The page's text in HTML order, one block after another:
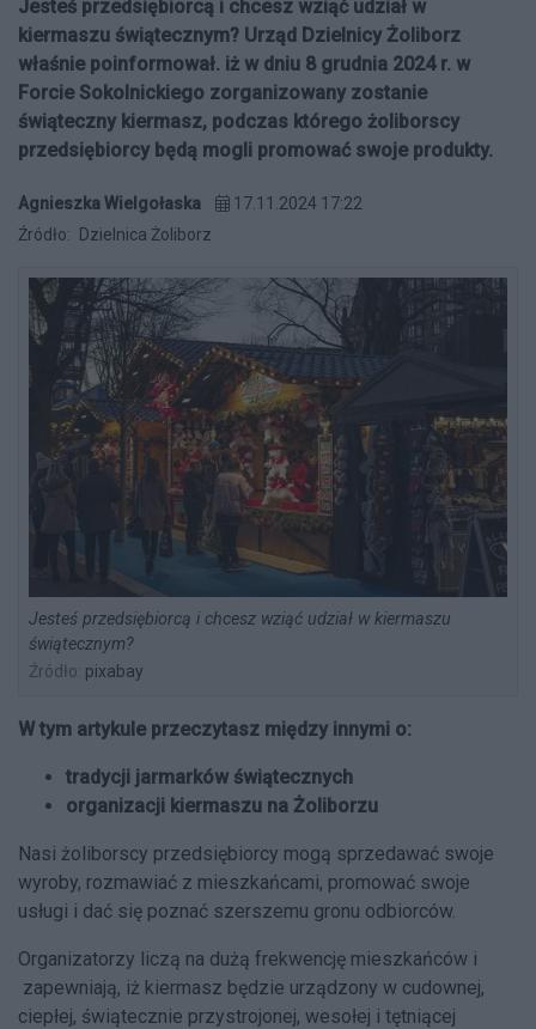
Jesteś przedsiębiorcą i chcesz wziąć udział w
kiermaszu świątecznym? Urząd Dzielnicy Żoliborz
właśnie poinformował. iż w dniu 8 grudnia 2024 r. w
Forcie Sokolnickiego zorganizowany zostanie
świąteczny kiermasz, podczas którego żoliborscy
przedsiębiorcy będą mogli promować swoje produkty.
Agnieszka Wielgołaska
17.11.2024 17:22
Źródło:
Dzielnica Żoliborz
Jesteś przedsiębiorcą i chcesz wziąć udział w kiermaszu
świątecznym?
Źródło: pixabay
W tym artykule przeczytasz między innymi o:
tradycji jarmarków świątecznych
organizacji kiermaszu na Żoliborzu
Nasi żoliborscy przedsiębiorcy mogą sprzedawać swoje
wyroby, rozmawiać z mieszkańcami, promować swoje
usługi i dać się poznać szerszemu gronu odbiorców.
Organizatorzy liczą na dużą frekwencję mieszkańców i
zapewniają, iż kiermasz będzie urządzony w cudownej,
ciepłej, świątecznie przystrojonej, wesołej i tętniącej